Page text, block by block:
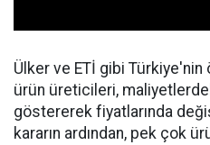
Ülker ve ETİ gibi Türkiye'nin
ürün üreticileri,
göstererek fiyatlarında
kararın ardından, pek çok